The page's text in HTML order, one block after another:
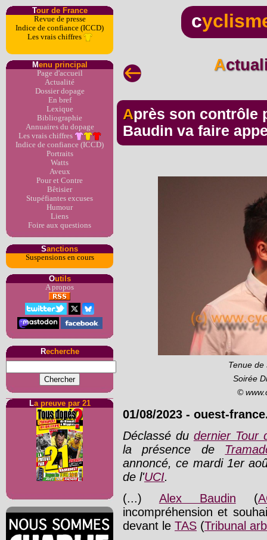
Tour de France
Revue de presse
Indice de confiance (ICCD)
Les vrais chiffres
Menu principal
Page d'accueil
Actualité
Dossier dopage
En bref
Lexique
Bibliographie
Annuaires du dopage
Les vrais chiffres
Indice de confiance (ICCD)
Portraits
Watts
Aveux
Pour et Contre
Bêtisier
Stupéfiantes excuses
Humour
Liens
Foire aux questions
Sanctions
Suspensions en cours
Outils
A propos
Recherche
La preuve par 21
c
Après son contrôle positif au Tramadol, Alex
Baudin va faire
Tenue de
Soirée
©
01/08/2023 - ouest-
Déclassé du dernier Tour
la présence de
annoncé, ce mardi 1er
de l'UCI.
(...) Alex Baudin (
incompréhension et
devant le TAS (Tribunal